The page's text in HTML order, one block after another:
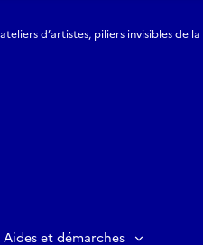
d’artistes, piliers invisibles de
Aides et démarches